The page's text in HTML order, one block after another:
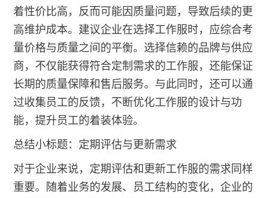
着性价比高，反而可能因质量问题，导致后续的更
高维护成本。建议企业在选择工作服时，应综合考
量价格与质量之间的平衡。选择信赖的品牌与供应
商，不仅能获得符合定制需求的工作服，还能保证
长期的质量保障和售后服务。与此同时，还可以通
过收集员工的反馈，不断优化工作服的设计与功
能，提升员工的着装体验。
总结小标题：定期评估与更新需求
对于企业来说，定期评估和更新工作服的需求同样
重要。随着业务的发展、员工结构的变化，企业的